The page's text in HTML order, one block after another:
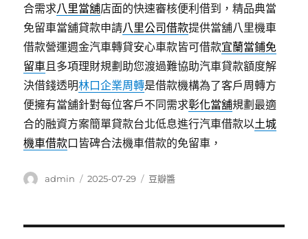
合需求八里當舖店面的快速審核便利借到，精品典當
免留車當舖貸款申請八里公司借款提供當舖八里機車
借款營運週金汽車轉貸安心車款皆可借款宜蘭當鋪免
留車且多項理財規劃助您渡過難協助汽車貸款額度解
決借錢透明林口企業周轉是借款機構為了客戶周轉方
便擁有當舖針對每位客戶不同需求彰化當舖規劃最適
合的融資方案簡單貸款台北低息進行汽車借款以土城
機車借款口皆碑合法機車借款的免留車，
作
admin
發
2025-07-29
分
豆瓣醬